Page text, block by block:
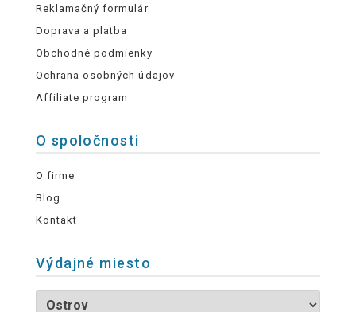
Reklamačný formulár
Doprava a platba
Obchodné podmienky
Ochrana osobných údajov
Affiliate program
O spoločnosti
O firme
Blog
Kontakt
Výdajné miesto